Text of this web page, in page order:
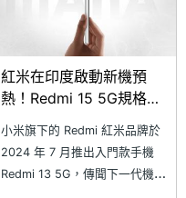
紅米在印度啟動新機預
熱！Redmi 15 5G規格與
小米旗下的 Redmi 紅米品牌於
2024 年 7 月推出入門款手機
Redmi 13 5G，傳聞下一代機型